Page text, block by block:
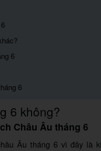
6
6
6 không?
Châu Âu tháng 6
Âu tháng 6 vì đây là